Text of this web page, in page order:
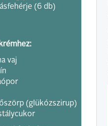
(6 db)
vaj
(glükózszirup)